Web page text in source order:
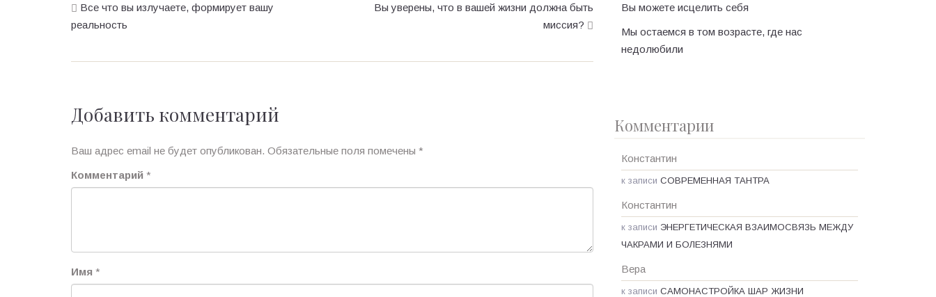
Все что вы излучаете, формирует вашу
реальность
Вы уверены, что в вашей жизни должна быть
миссия?
Добавить комментарий
Ваш адрес email не будет опубликован. Обязательные поля помечены *
Комментарий *
Имя *
Вы можете исцелить себя
Мы остаемся в том возрасте, где нас
недолюбили
Комментарии
Константин
к записи СОВРЕМЕННАЯ ТАНТРА
Константин
к записи ЭНЕРГЕТИЧЕСКАЯ ВЗАИМОСВЯЗЬ МЕЖДУ
ЧАКРАМИ И БОЛЕЗНЯМИ
Вера
к записи САМОНАСТРОЙКА ШАР ЖИЗНИ